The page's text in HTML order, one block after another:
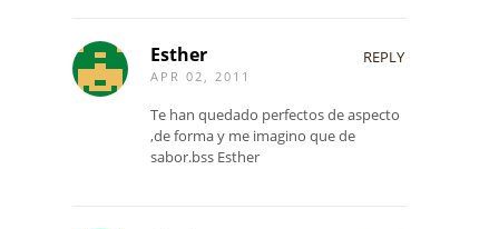
Esther
APR 02, 2011
REPLY
Te han quedado perfectos de aspecto
,de forma y me imagino que de
sabor.bss Esther